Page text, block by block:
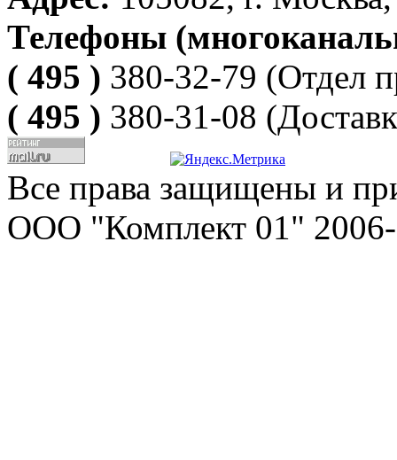
Телефоны
( 495 ) 380-32-79 (Отдел
( 495 ) 380-31-08
Все права защищены и
ООО "Комплект 01" 2006-